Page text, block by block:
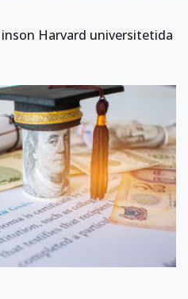
Harvard universitetida